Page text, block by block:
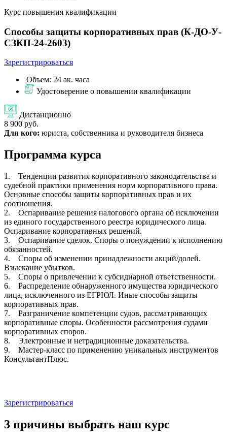
Курс повышения квалификации
Способы защиты корпоративных прав (К-ДО-У-
СЗКП-24-2603)
Зарегистрироваться
Объем: 24 ак. часа
Удостоверение о повышении квалификации
Дистанционно
8 900 руб.
Для кого: юриста, собственника и руководителя бизнеса
Программа курса
1. Тенденции развития корпоративного законодательства и
судебной практики применения норм корпоративного права.
Основные способы защиты корпоративных прав и их
соотношения.
2. Оспаривание решения налогового органа об исключении
из единого государственного реестра юридического лица.
Оспаривание корпоративных решений.
3. Оспаривание сделок. Споры о понуждении к исполнению
обязанностей.
4. Споры об изменении принадлежности акций/долей.
Взыскание убытков.
5. Споры о привлечении к субсидиарной ответственности.
6. Распределение обнаруженного имущества юридического
лица, исключенного из ЕГРЮЛ. Иные способы защиты
корпоративных прав.
7. Разграничение компетенции судов, рассматривающих
корпоративные споры. Особенности рассмотрения судами
корпоративных споров.
8. Электронные и нетрадиционные доказательства.
9. Мастер-класс по применению уникальных инструментов
КонсультантПлюс.
Зарегистрироваться
3 причины выбрать наш курс